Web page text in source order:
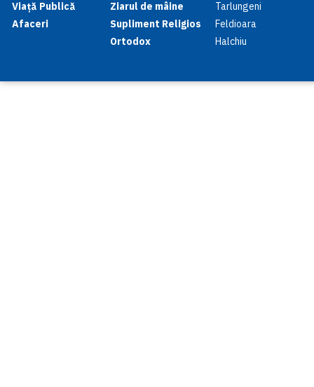
Viață Publică
Afaceri
Ziarul de mâine
Supliment Religios
Ortodox
Tarlungeni
Feldioara
Halchiu